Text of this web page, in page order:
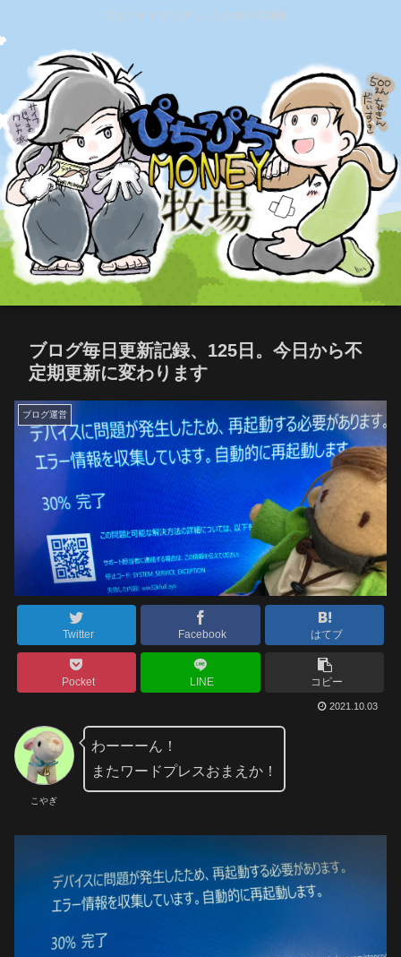
活きのイイぴちぴちしたお金が大好物！
ブログ毎日更新記録、125日。今日から不
定期更新に変わります
ブログ運営
Twitter Facebook はてブ
Pocket LINE コピー
2021.10.03
こやぎ
わーーーん！
またワードプレスおまえか！